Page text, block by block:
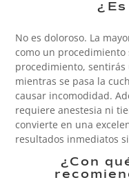
No es doloroso. La
como un procedimiento
procedimiento,
mientras se pasa la
causar incomodidad.
requiere anestesia ni
convierte en una
resultados inmediatos
¿Con